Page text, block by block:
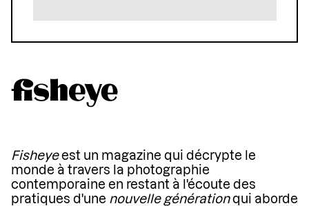
Fisheyeest un magazine qui décrypte le
monde à travers la photographie
contemporaine en restant à l'écoute des
pratiques d'une nouvelle générationqui aborde